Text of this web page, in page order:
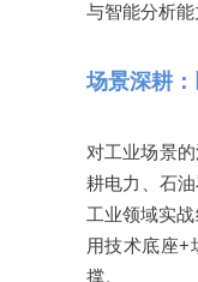
与智能分析能
场景深耕
对工业场景
耕电力、石
工业领域实
用技术底座+
撑。